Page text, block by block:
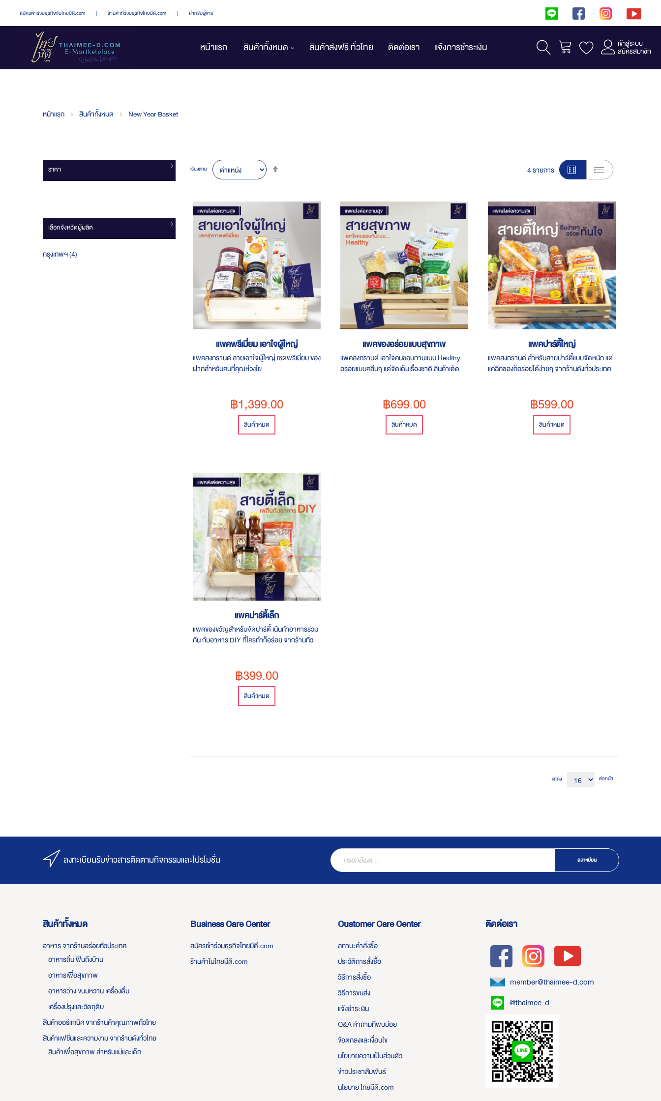
สมัครเข้าร่วมธุรกิจกับไทยมีดี.com | ร้านค้าที่ร่วมธุรกิจไทยมีดี.com | สำหรับผู้ขาย
หน้าแรก สินค้าทั้งหมด สินค้าส่งฟรี ทั่วไทย ติดต่อเรา แจ้งการชำระเงิน รถเข็น เข้าสู่ระบบ
สมัครสมาชิก
หน้าแรก สินค้าทั้งหมด New Year Basket
ราคา
เลือกจังหวัดผู้ผลิต
กรุงเทพฯ 4ชิ้น
View
4รายการ
เรียงตาม
Direction
แพคพรีเมี่ยม เอาใจผู้ใหญ่
แพคสงกรานต์ สายเอาใจผู้ใหญ่ เซตพรีเมี่ยม ของ
ฝากสำหรับคนที่คุณห่วงใย
฿1,399.00
สินค้าหมด
แพคของอร่อยแบบสุขภาพ
แพคสงกรานต์ เอาใจคนชอบทานแบบ Healthy
อร่อยแบบคลีนๆ แต่จัดเต็มเรื่องชาติ สินค้าเด็ด
฿699.00
สินค้าหมด
แพคปาร์ตี้ใหญ่
แพคสงกรานต์ สำหรับสายปาร์ตี้แบบจัดหนัก แต่
แค่ฉีกซองก็อร่อยได้ง่ายๆ จากร้านดังทั่วประเทศ
฿599.00
สินค้าหมด
แพคปาร์ตี้เล็ก
แพคของขวัญสำหรับจัดปาร์ตี้ เน้นทำอาหารร่วม
กัน กับอาหาร DIY ที่ใครทำก็อร่อย จากร้านทั่ว
฿399.00
สินค้าหมด
แสดง ต่อหน้า
ลงทะเบียนรับข่าวสารติดตามกิจกรรมและโปรโมชั่น ลงทะเบียน
สินค้าทั้งหมด
อาหาร จากร้านอร่อยทั่วประเทศ
อาหารถิ่น ฟินถึงบ้าน
อาหารเพื่อสุขภาพ
อาหารว่าง ขนมหวาน เครื่องดื่ม
เครื่องปรุงและวัตถุดิบ
สินค้าออร์แกนิค จากร้านค้าคุณภาพทั่วไทย
สินค้าแฟชั่นและความงาม จากร้านดังทั่วไทย
สินค้าเพื่อสุขภาพ สำหรับแม่และเด็ก
Business Care Center
สมัครเข้าร่วมธุรกิจไทยมีดี.com
ร้านค้าในไทยมีดี.com
Customer Care Center
สถานะคำสั่งซื้อ
ประวัติการสั่งซื้อ
วิธีการสั่งซื้อ
วิธีการขนส่ง
แจ้งชำระเงิน
Q&A คำถามที่พบบ่อย
ข้อตกลงและเงื่อนไข
นโยบายความเป็นส่วนตัว
ข่าวประชาสัมพันธ์
นโยบาย ไทยมีดี.com
ติดต่อเรา
member@thaimee-d.com
@thaimee-d